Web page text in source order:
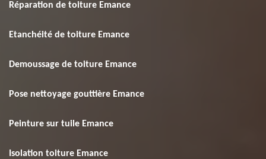
Réparation de toiture Emance
Etanchéité de toiture Emance
Demoussage de toiture Emance
Pose nettoyage gouttière Emance
Peinture sur tuile Emance
Isolation toiture Emance